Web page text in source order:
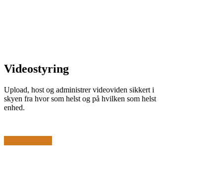
Videostyring
Upload, host og administrer videoviden sikkert i
skyen fra hvor som helst og på hvilken som helst
enhed.